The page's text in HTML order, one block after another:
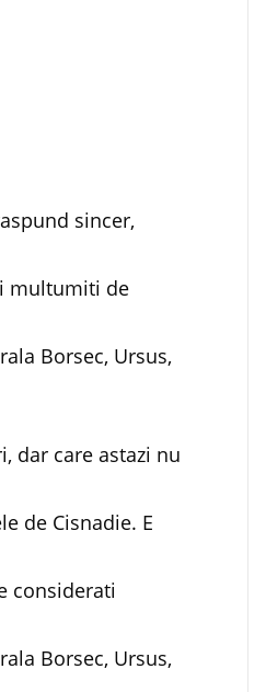
sincer,
multumiti de
Borsec, Ursus,
dar care astazi nu
de Cisnadie. E
considerati
Borsec, Ursus,